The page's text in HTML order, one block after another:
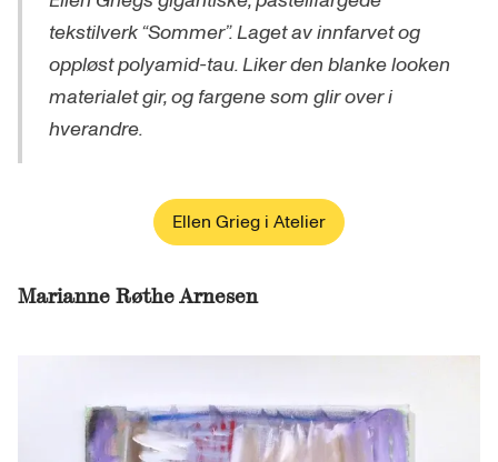
tekstilverk “Sommer”. Laget av innfarvet og
oppløst polyamid-tau. Liker den blanke looken
materialet gir, og fargene som glir over i
hverandre.
Ellen Grieg i Atelier
Marianne Røthe Arnesen